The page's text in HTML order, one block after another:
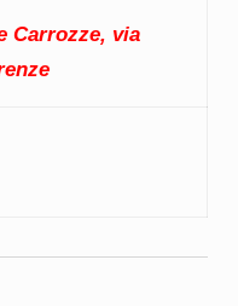
Carrozze, via